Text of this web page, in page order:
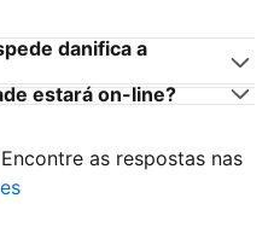
danifica a
estará on-line?
as respostas nas